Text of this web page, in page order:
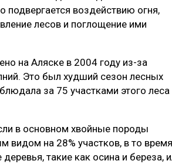
подвергается воздействию огня,
лесов и поглощение ими
на Аляске в 2004 году из-за
Это был худший сезон лесных
за 75 участками этого леса
в основном хвойные породы
видом на 28% участков, в то время
такие как осина и береза,